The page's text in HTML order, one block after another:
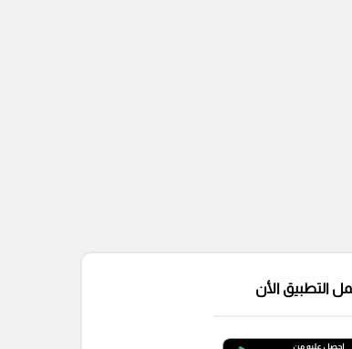
التطبيق الأن